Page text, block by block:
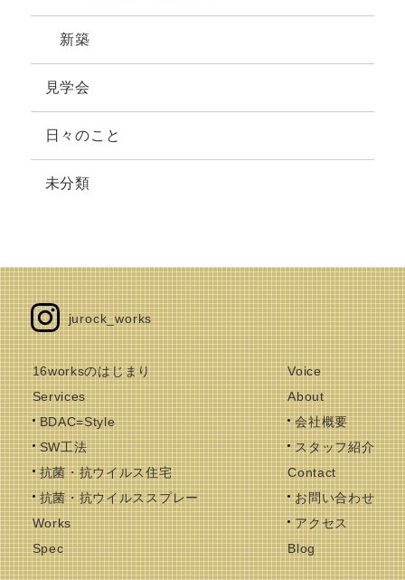
新築
見学会
日々のこと
未分類
jurock_works
16worksのはじまり
Services
BDAC=Style
SW工法
抗菌・抗ウイルス住宅
抗菌・抗ウイルススプレー
Works
Spec
Voice
About
会社概要
スタッフ紹介
Contact
お問い合わせ
アクセス
Blog